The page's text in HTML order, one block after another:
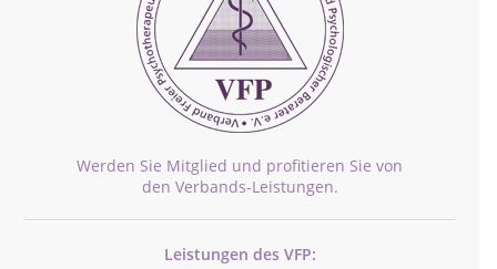
Werden Sie Mitglied und profitieren Sie von
den Verbands-Leistungen.
Leistungen des VFP: